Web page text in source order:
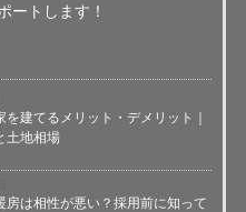
ートします！
を建てるメリット・デメリット｜
土地相場
房は相性が悪い？採用前に知って